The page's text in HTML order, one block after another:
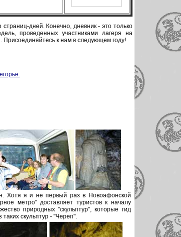
дней. Конечно, дневник - это только
проведенных участниками лагеря на
Присоединяйтесь к нам в следующем году!
Хотя я и не первый раз в Новоафонской
метро" доставляет туристов к началу
природных "скульптур", которые гид
скульптур - "Череп".